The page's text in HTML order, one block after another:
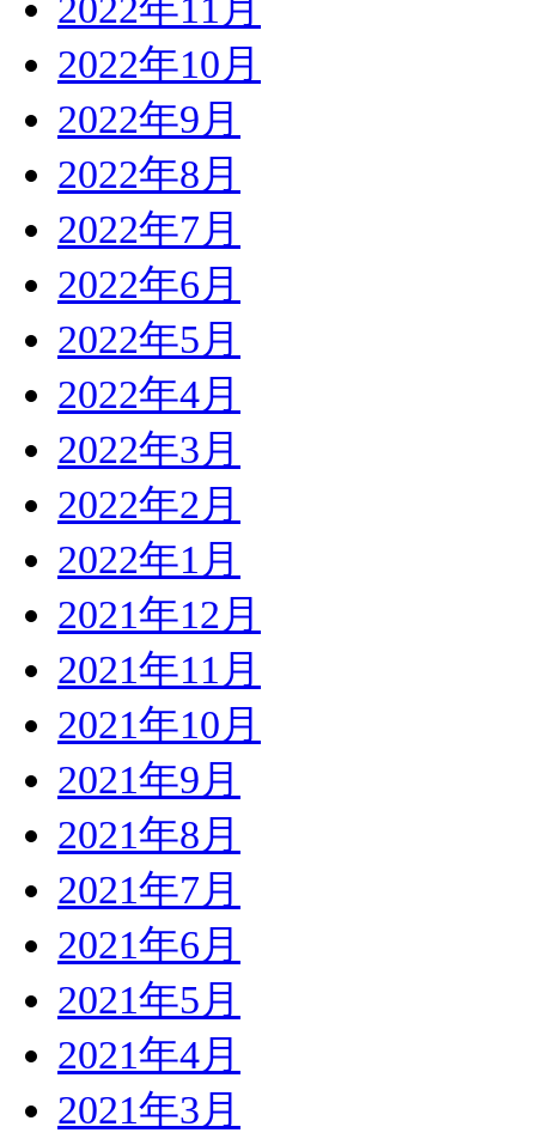
2022年10月
2022年9月
2022年8月
2022年7月
2022年6月
2022年5月
2022年4月
2022年3月
2022年2月
2022年1月
2021年12月
2021年11月
2021年10月
2021年9月
2021年8月
2021年7月
2021年6月
2021年5月
2021年4月
2021年3月